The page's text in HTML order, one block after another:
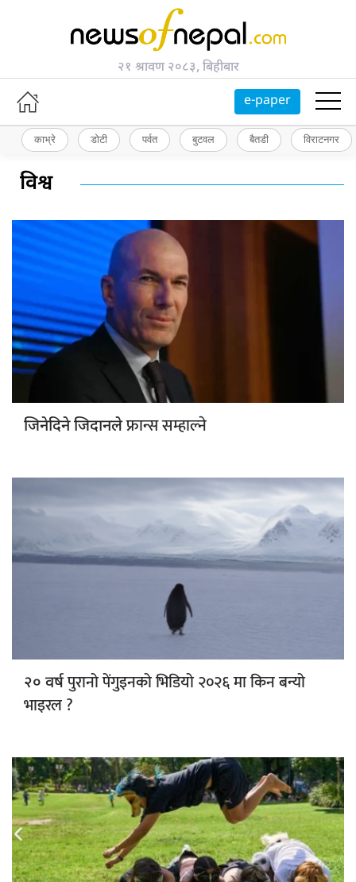
२१ श्रावण २०८३, बिहीबार
e-paper
काभ्रे डोटी पर्वत बुटवल बैतडी विराटनगर
विश्व
जिनेदिने जिदानलेफ्रान्स सम्हाल्ने
२० वर्षपुरानो पेंगुइनको भिडियो २०२६ मा किन बन्यो
भाइरल ?